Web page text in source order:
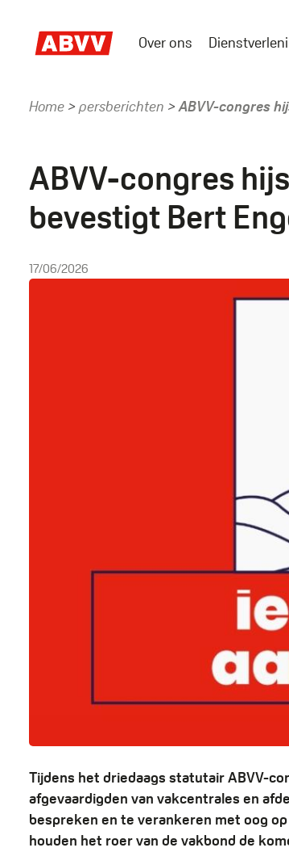
Over ons
Home persberichten ABVV-congres
ABVV-congres
bevestigt Bert
17/06/2026
Tijdens het driedaags statutair ABVV-
afgevaardigden van vakcentrales en
bespreken en te verankeren met oog
houden het roer van de vakbond de